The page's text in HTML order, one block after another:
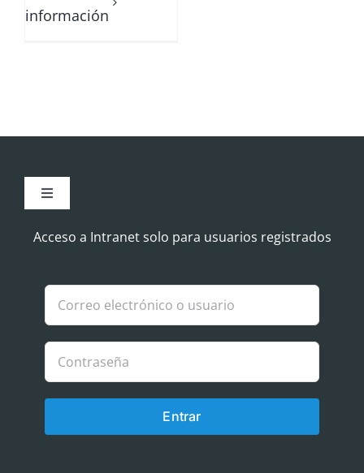
información
Toggle
Aviso Legal
Política de Cookies
Política de privacidad
Acceso a Intranet solo para usuarios registrados
Entrar